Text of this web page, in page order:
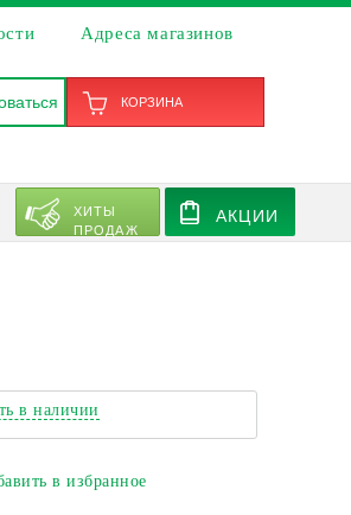
Адреса магазинов
КОРЗИНА
ХИТЫ
ПРОДАЖ
АКЦИИ
в наличии